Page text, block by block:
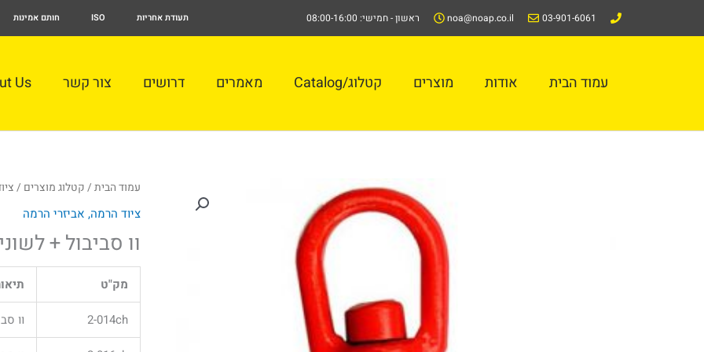
03-901-6061
noa@noap.co.il ראשון - חמישי: 08:00-16:00 תעודת אחריות ISO חותם אמינות
עמוד הבית אודות מוצרים קטלוג/Catalog מאמרים דרושים צור קשר Us
עמוד הבית/ קטלוג מוצרים /
ציוד הרמה, אביזרי הרמה
וו סביבול +
מק"ט
2-014ch וו